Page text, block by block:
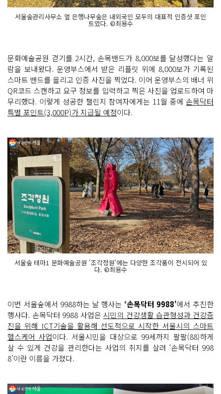
서울숲관리사무소 옆 은행나무숲은 내외국인 모두의 대표적 인증샷 포인
트였다. ©최용수
문화예술공원 걷기를 2시간, 손목밴드가 8,000보를 달성했다는 알
람을 보내왔다. 운영부스에서 받은 리플릿 위에 8,000보가 기록된
스마트 밴드를 올리고 인증 사진을 찍었다. 이어 운영부스의 배너 위
QR코드 스캔하고 요구 정보를 입력하고 찍은 사진을 업로드하여 마
무리했다. 이렇게 성공한 챌린지 참여자에게는 11월 중에 손목닥터
특별 포인트(3,000P)가 지급될 예정이다.
서울숲 테마1 문화예술공원 '조각정원'에는 다양한 조각품이 전시되어 있
다. ©최용수
이번 서울숲에서 9988하는 날 행사는 ‘손목닥터 9988’에서 추진한
행사다. 손목닥터 9988 사업은시민의 건강생활 습관형성과 건강증
진을 위해 ICT기술을 활용해 선도적으로 시작한 서울시의 스마트
헬스케어 사업이다. 서울시민을 대상으로 99세까지 팔팔(88)하게
살 수 있게 건강을 관리한다는 사업의 취지를 살려 ‘손목닥터 998
8’이란 이름을 가졌다.